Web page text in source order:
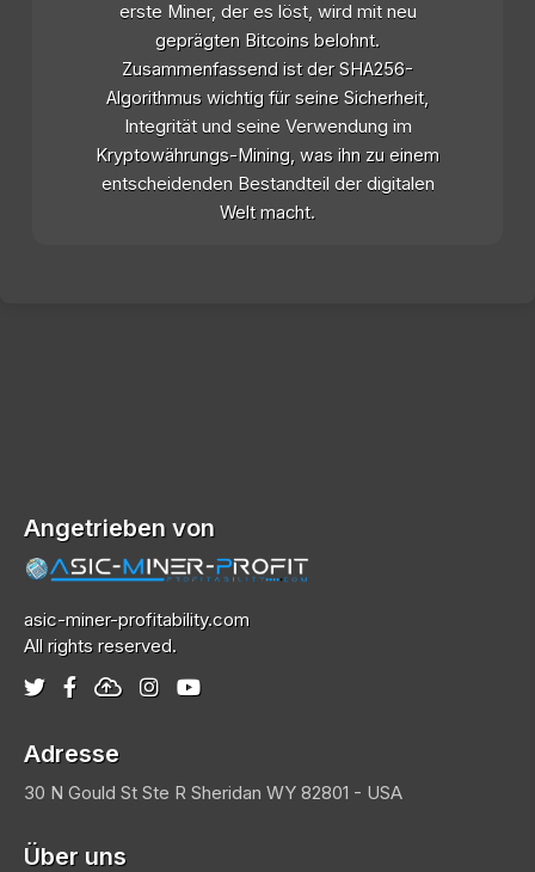
erste Miner, der es löst, wird mit neu
geprägten Bitcoins belohnt.
Zusammenfassend ist der SHA256-
Algorithmus wichtig für seine Sicherheit,
Integrität und seine Verwendung im
Kryptowährungs-Mining, was ihn zu einem
entscheidenden Bestandteil der digitalen
Welt macht.
Angetrieben von
asic-miner-profitability.com
All rights reserved.
Adresse
30 N Gould St Ste R Sheridan WY 82801 - USA
Über uns